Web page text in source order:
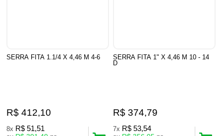
SERRA FITA 1.1/4 X 4,46 M 4-6
R$ 412,10
8x R$ 51,51
SERRA FITA 1" X 4,46 M 10 - 14
D
R$ 374,79
7x R$ 53,54